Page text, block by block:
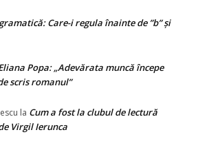
Care-i regula înainte de ”b” și
Popa: „Adevărata muncă începe
scris romanul”
la Cum a fost la clubul de lectură
Virgil Ierunca